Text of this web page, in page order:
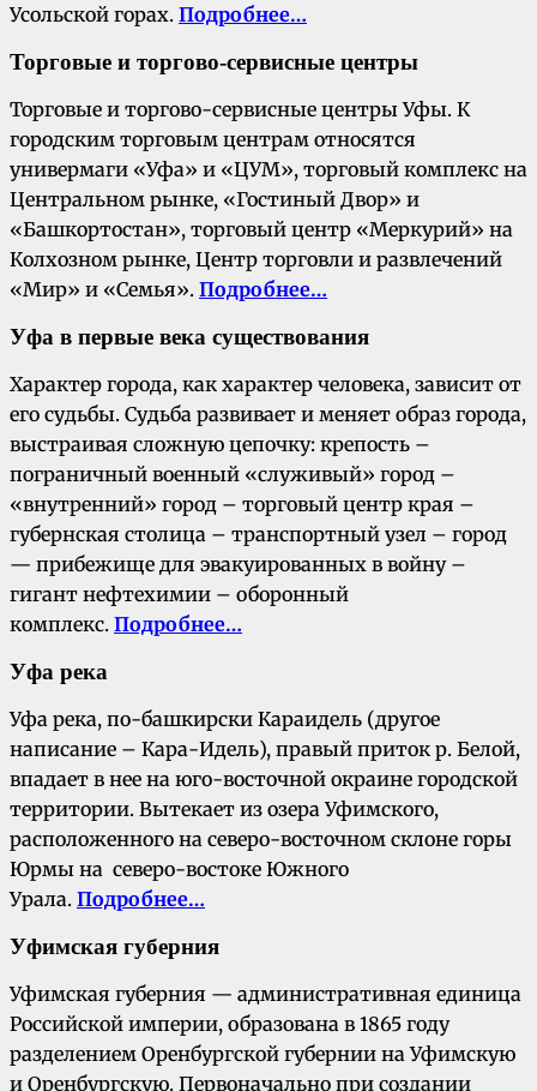
Усольской горах. Подробнее…
Торговые и торгово-сервисные центры
Торговые и торгово-сервисные центры Уфы. К
городским торговым центрам относятся
универмаги «Уфа» и «ЦУМ», торговый комплекс на
Центральном рынке, «Гостиный Двор» и
«Башкортостан», торговый центр «Меркурий» на
Колхозном рынке, Центр торговли и развлечений
«Мир» и «Семья». Подробнее…
Уфа в первые века существования
Характер города, как характер человека, зависит от
его судьбы. Судьба развивает и меняет образ города,
выстраивая сложную цепочку: крепость –
пограничный военный «служивый» город –
«внутренний» город – торговый центр края –
губернская столица – транспортный узел – город
— прибежище для эвакуированных в войну –
гигант нефтехимии – оборонный
комплекс. Подробнее…
Уфа река
Уфа река, по-башкирски Караидель (другое
написание – Кара-Идель), правый приток р. Белой,
впадает в нее на юго-восточной окраине городской
территории. Вытекает из озера Уфимского,
расположенного на северо-восточном склоне горы
Юрмы на северо-востоке Южного
Урала. Подробнее…
Уфимская губерния
Уфимская губерния — административная единица
Российской империи, образована в 1865 году
разделением Оренбургской губернии на Уфимскую
и Оренбургскую. Первоначально при создании